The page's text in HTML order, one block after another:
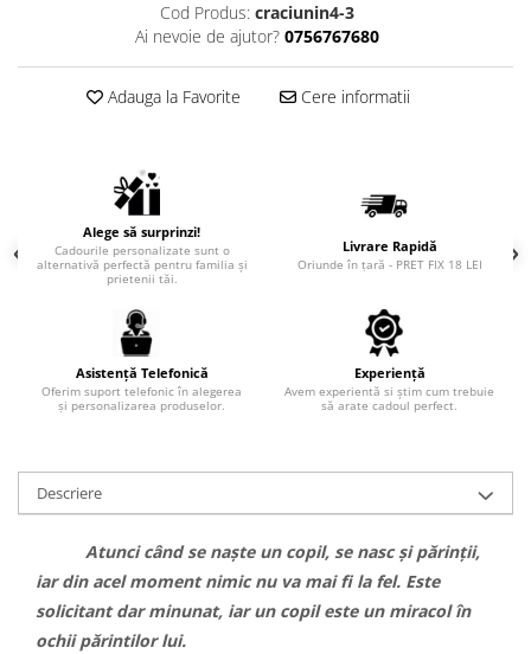
Cod Produs: craciunin4-3
Ai nevoie de ajutor? 0756767680
Adauga la Favorite Cere informatii
Alege să surprinzi!
Cadourile personalizate sunt o
alternativă perfectă pentru familia și
prietenii tăi.
Livrare Rapidă
Oriunde în țară - PRET FIX 18 LEI
Asistență Telefonică
Oferim suport telefonic în alegerea
și personalizarea produselor.
Experiență
Avem experientă si știm cum trebuie
să arate cadoul perfect.
Descriere
Atunci când se naște un copil, se nasc și părinții,
iar din acel moment nimic nu va mai fi la fel. Este
solicitant dar minunat, iar un copil este un miracol în
ochii părintilor lui.